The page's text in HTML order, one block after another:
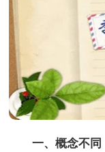
一、概念不同